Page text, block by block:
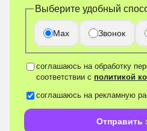
Выберите удобный
Max Звонок
соглашаюсь на обработку
соответствии с политикой
соглашаюсь на рекламную
Отправить